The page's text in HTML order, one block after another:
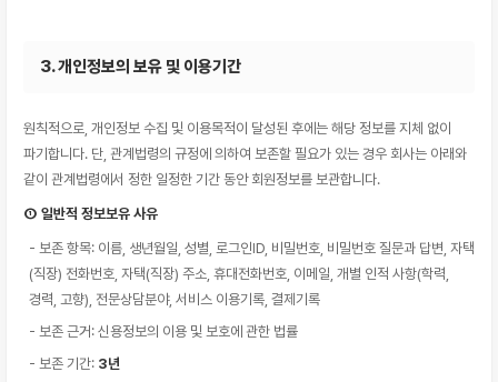
3. 개인정보의 보유 및 이용기간
원칙적으로, 개인정보 수집 및 이용목적이 달성된 후에는 해당 정보를 지체 없이
파기합니다. 단, 관계법령의 규정에 의하여 보존할 필요가 있는 경우 회사는 아래와
같이 관계법령에서 정한 일정한 기간 동안 회원정보를 보관합니다.
① 일반적 정보보유 사유
- 보존 항목: 이름, 생년월일, 성별, 로그인ID, 비밀번호, 비밀번호 질문과 답변, 자택
(직장) 전화번호, 자택(직장) 주소, 휴대전화번호, 이메일, 개별 인적 사항(학력,
경력, 고향), 전문상담분야, 서비스 이용기록, 결제기록
- 보존 근거: 신용정보의 이용 및 보호에 관한 법률
- 보존 기간: 3년